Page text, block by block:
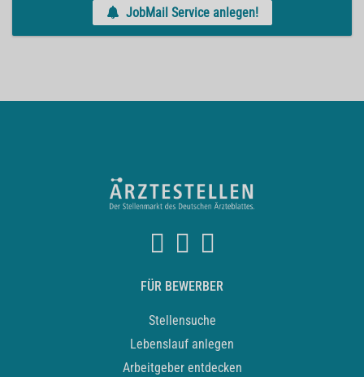
JobMail Service anlegen!
FÜR BEWERBER
Stellensuche
Lebenslauf anlegen
Arbeitgeber entdecken